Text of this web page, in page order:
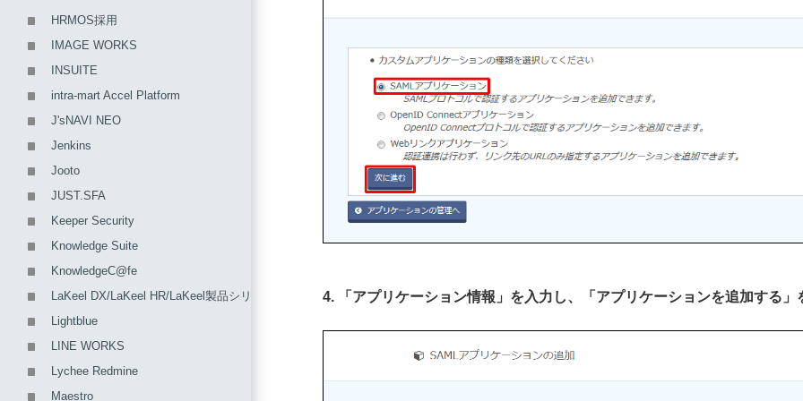
4. 「アプリケーション情報」を入力し、「アプリケーションを追加する」
HRMOS採用
IMAGE WORKS
INSUITE
intra-mart Accel Platform
J'sNAVI NEO
Jenkins
Jooto
JUST.SFA
Keeper Security
Knowledge Suite
KnowledgeC@fe
LaKeel DX/LaKeel HR/LaKeel製品シリーズ
Lightblue
LINE WORKS
Lychee Redmine
Maestro